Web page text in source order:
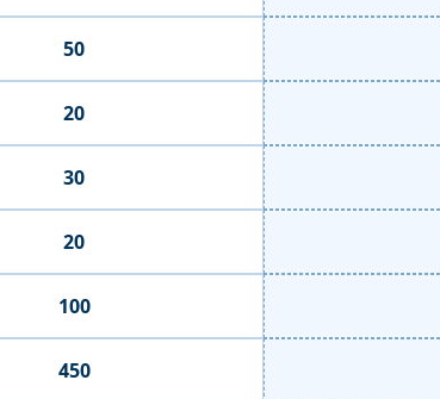
50
20
30
20
100
450